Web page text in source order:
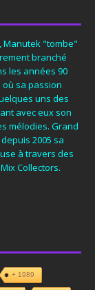
Manutek "tombe"
branché
les années 90
où sa passion
uns des
avec eux son
mélodies. Grand
2005 sa
à travers des
Collectors.
+ 1989